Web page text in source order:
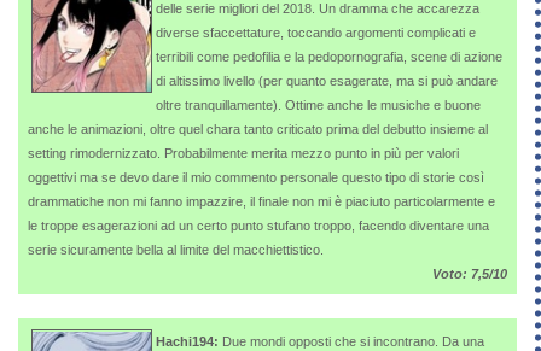
delle serie migliori del 2018. Un dramma che accarezza
diverse sfaccettature, toccando argomenti complicati e
terribili come pedofilia e la pedopornografia, scene di azione
di altissimo livello (per quanto esagerate, ma si può andare
oltre tranquillamente). Ottime anche le musiche e buone
anche le animazioni, oltre quel chara tanto criticato prima del debutto insieme al
setting rimodernizzato. Probabilmente merita mezzo punto in più per valori
oggettivi ma se devo dare il mio commento personale questo tipo di storie così
drammatiche non mi fanno impazzire, il finale non mi è piaciuto particolarmente e
le troppe esagerazioni ad un certo punto stufano troppo, facendo diventare una
serie sicuramente bella al limite del macchiettistico.
Voto: 7,5/10
Hachi194: Due mondi opposti che si incontrano. Da una